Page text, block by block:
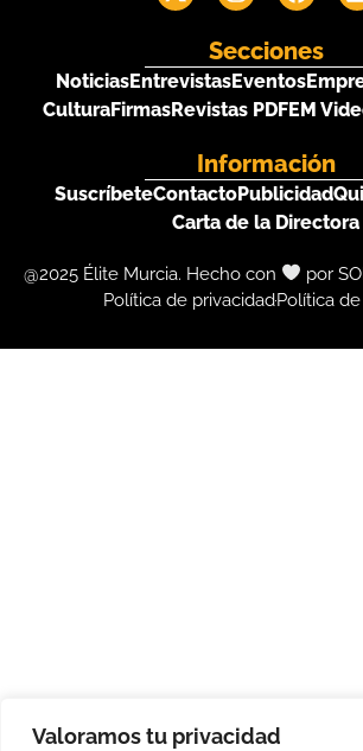
Valoramos tu privacidad
Secciones
NoticiasEntrevistasEventos
CulturaFirmasRevistas PDFEM
Información
SuscríbeteContactoPublicidad
Carta de la Directora
@2025 Élite Murcia. Hecho con por
Política de privacidadPolítica